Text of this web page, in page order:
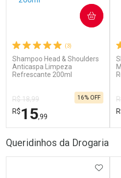
(3)
Shampoo Head & Shoulders
Anticaspa Limpeza
Refrescante 200ml
R$ 18,99
R$15,99
16% OFF
COMPRAR
Queridinhos da Drogaria